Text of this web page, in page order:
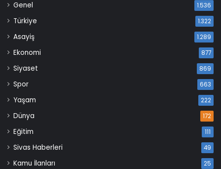
Genel 1.536
Türkiye 1.322
Asayiş 1.289
Ekonomi 877
Siyaset 869
Spor 663
Yaşam 222
Dünya 172
Eğitim 111
Sivas Haberleri 49
Kamu İlanları 25